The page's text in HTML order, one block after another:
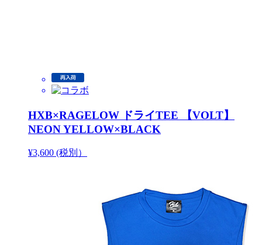
HXB×RAGELOW ドライTEE 【VOLT】
NEON YELLOW×BLACK
¥3,600 (税別）